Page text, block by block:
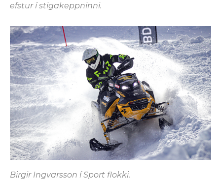
efstur í stigakeppninni.
Birgir Ingvarsson í Sport flokki.